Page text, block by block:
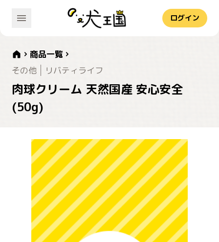
ログイン
商品一覧
その他
リバティライフ
肉球クリーム 天然国産 安心安全
(50g)